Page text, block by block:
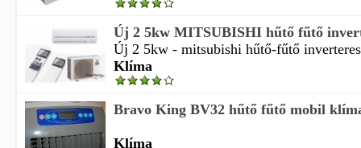
Új 2 5kw MITSUBISHI hűtő fűtő
Új 2 5kw - mitsubishi hűtő-fűtő
Klíma
Bravo King BV32 hűtő fűtő mobil
Klíma